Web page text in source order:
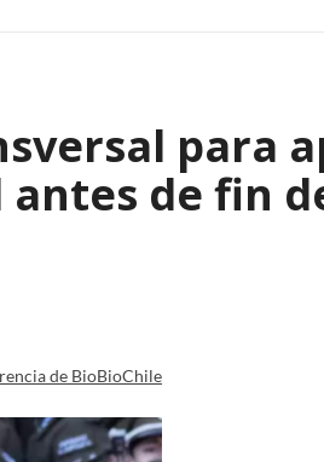
para
de fin
de BioBioChile